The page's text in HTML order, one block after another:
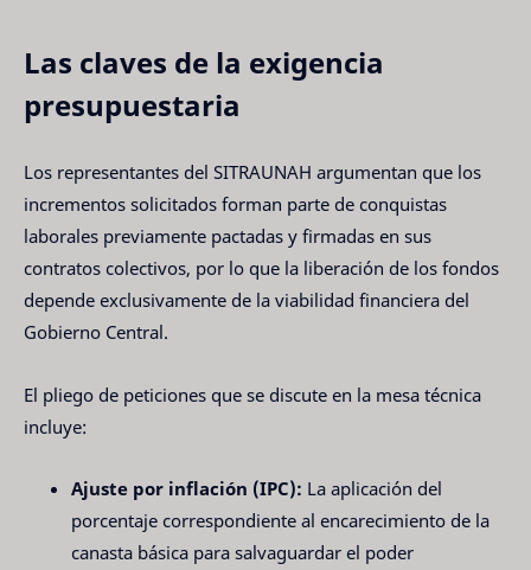
Las claves de la exigencia
presupuestaria
Los representantes del SITRAUNAH argumentan que los
incrementos solicitados forman parte de conquistas
laborales previamente pactadas y firmadas en sus
contratos colectivos, por lo que la liberación de los fondos
depende exclusivamente de la viabilidad financiera del
Gobierno Central.
El pliego de peticiones que se discute en la mesa técnica
incluye:
Ajuste por inflación (IPC): La aplicación del
porcentaje correspondiente al encarecimiento de la
canasta básica para salvaguardar el poder